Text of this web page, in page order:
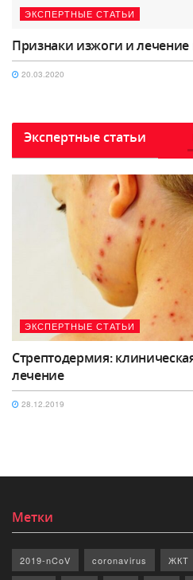
ЭКСПЕРТНЫЕ СТАТЬИ
Признаки изжоги и
20.03.2020
Экспертные статьи
ЭКСПЕРТНЫЕ СТАТЬИ
Стрептодермия:
лечение
28.12.2019
Метки
2019-nCoV coronavirus ЖКТ